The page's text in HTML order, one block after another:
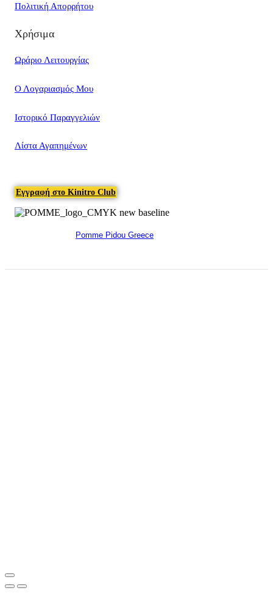
Πολιτική Απορρήτου
Χρήσιμα
Ωράριο Λειτουργίας
Ο Λογαριασμός Μου
Ιστορικό Παραγγελιών
Λίστα Αγαπημένων
Εγγραφή στο Kinitro Club
Pomme Pidou Greece